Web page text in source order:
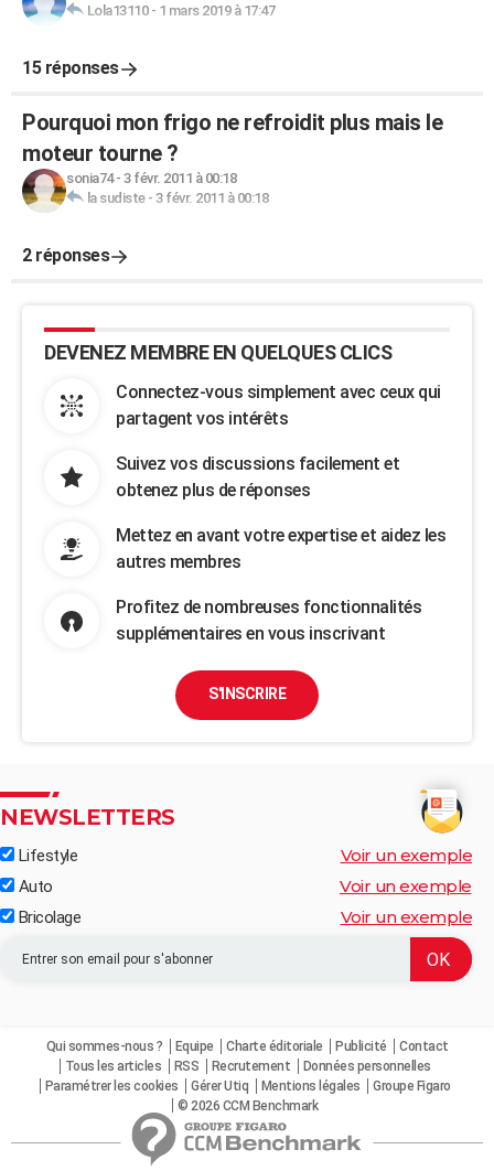
Lola13110- 1 mars 2019 à 17:47
15 réponses
Pourquoi mon frigo ne refroidit plus mais le
moteur tourne ?
sonia74- 3 févr. 2011 à 00:18
la sudiste- 3 févr. 2011 à 00:18
2 réponses
DEVENEZ MEMBRE EN QUELQUES CLICS
Connectez-vous simplement avec ceux qui
partagent vos intérêts
Suivez vos discussions facilement et
obtenez plus de réponses
Mettez en avant votre expertise et aidez les
autres membres
Profitez de nombreuses fonctionnalités
supplémentaires en vous inscrivant
S'INSCRIRE
NEWSLETTERS
Lifestyle Voir un exemple
Auto Voir un exemple
Bricolage Voir un exemple
Qui sommes-nous ? Equipe Charte éditoriale Publicité
Contact
Tous les articles
RSS Recrutement
Données personnelles
Paramétrer les cookies
Gérer Utiq Mentions légales
Groupe Figaro
© 2026 CCM Benchmark